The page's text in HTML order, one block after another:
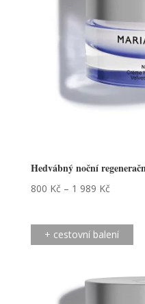
Hedvábný noční
800 Kč – 1 989 Kč
+ cestovní balení